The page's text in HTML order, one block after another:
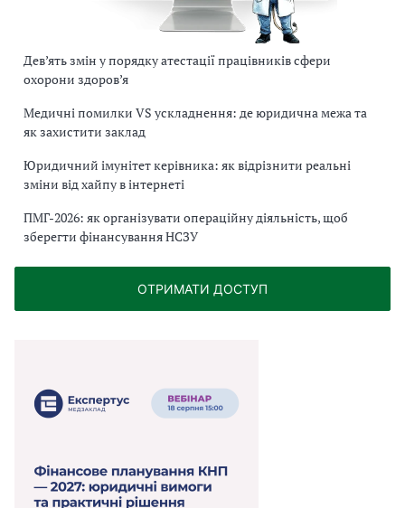
Дев’ять змін у порядку атестації працівників сфери
охорони здоров’я
Медичні помилки VS ускладнення: де юридична межа та
як захистити заклад
Юридичний імунітет керівника: як відрізнити реальні
зміни від хайпу в інтернеті
ПМГ-2026: як організувати операційну діяльність, щоб
зберегти фінансування НСЗУ
ОТРИМАТИ ДОСТУП